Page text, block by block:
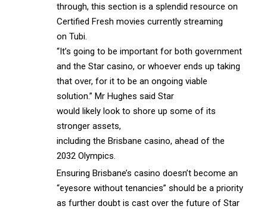
through, this section is a splendid resource on
Certified Fresh movies currently streaming
on Tubi.
“It’s going to be important for both government
and the Star casino, or whoever ends up taking
that over, for it to be an ongoing viable
solution.” Mr Hughes said Star
would likely look to shore up some of its
stronger assets,
including the Brisbane casino, ahead of the
2032 Olympics.
Ensuring Brisbane’s casino doesn’t become an
“eyesore without tenancies” should be a priority
as further doubt is cast over the future of Star